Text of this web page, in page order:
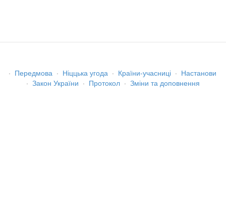
· Передмова · Ніццька угода · Країни-учасниці · Настанови
· Закон України · Протокол · Зміни та доповнення